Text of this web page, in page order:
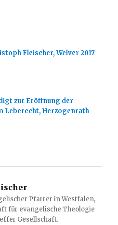
Fleischer, Welver 2017
zur Eröffnung der
Leberecht, Herzogenrath
Pfarrer in Westfalen,
für evangelische Theologie
Gesellschaft.